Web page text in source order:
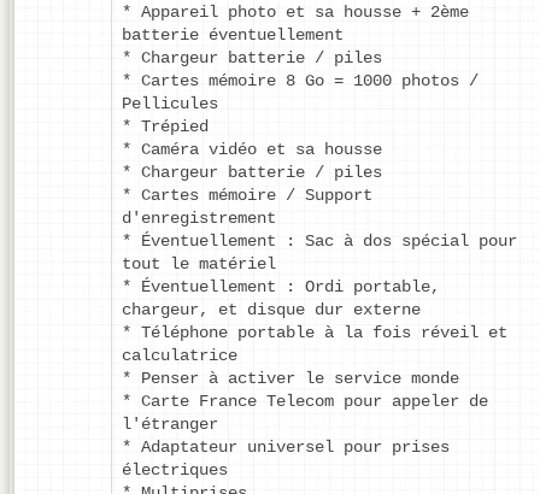
* Appareil photo et sa housse + 2ème
batterie éventuellement
* Chargeur batterie / piles
* Cartes mémoire 8 Go = 1000 photos /
Pellicules
* Trépied
* Caméra vidéo et sa housse
* Chargeur batterie / piles
* Cartes mémoire / Support
d'enregistrement
* Éventuellement : Sac à dos spécial pour
tout le matériel
* Éventuellement : Ordi portable,
chargeur, et disque dur externe
* Téléphone portable à la fois réveil et
calculatrice
* Penser à activer le service monde
* Carte France Telecom pour appeler de
l'étranger
* Adaptateur universel pour prises
électriques